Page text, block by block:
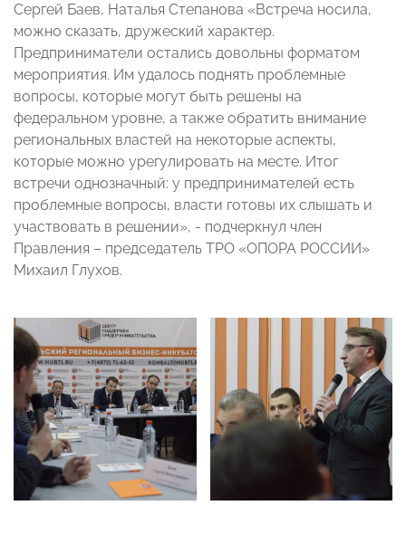
Сергей Баев, Наталья Степанова «Встреча носила,
можно сказать, дружеский характер.
Предприниматели остались довольны форматом
мероприятия. Им удалось поднять проблемные
вопросы, которые могут быть решены на
федеральном уровне, а также обратить внимание
региональных властей на некоторые аспекты,
которые можно урегулировать на месте. Итог
встречи однозначный: у предпринимателей есть
проблемные вопросы, власти готовы их слышать и
участвовать в решении», - подчеркнул член
Правления – председатель ТРО «ОПОРА РОССИИ»
Михаил Глухов.